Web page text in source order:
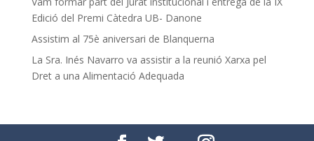
Edició del Premi Càtedra UB- Danone
Assistim al 75è aniversari de Blanquerna
La Sra. Inés Navarro va assistir a la reunió Xarxa pel
Dret a una Alimentació Adequada